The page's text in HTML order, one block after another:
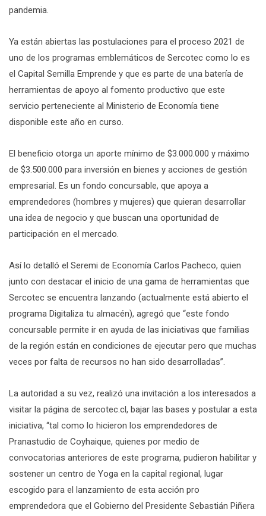
pandemia.
Ya están abiertas las postulaciones para el proceso 2021 de
uno de los programas emblemáticos de Sercotec como lo es
el Capital Semilla Emprende y que es parte de una batería de
herramientas de apoyo al fomento productivo que este
servicio perteneciente al Ministerio de Economía tiene
disponible este año en curso.
El beneficio otorga un aporte mínimo de $3.000.000 y máximo
de $3.500.000 para inversión en bienes y acciones de gestión
empresarial. Es un fondo concursable, que apoya a
emprendedores (hombres y mujeres) que quieran desarrollar
una idea de negocio y que buscan una oportunidad de
participación en el mercado.
Así lo detalló el Seremi de Economía Carlos Pacheco, quien
junto con destacar el inicio de una gama de herramientas que
Sercotec se encuentra lanzando (actualmente está abierto el
programa Digitaliza tu almacén), agregó que “este fondo
concursable permite ir en ayuda de las iniciativas que familias
de la región están en condiciones de ejecutar pero que muchas
veces por falta de recursos no han sido desarrolladas”.
La autoridad a su vez, realizó una invitación a los interesados a
visitar la página de sercotec.cl, bajar las bases y postular a esta
iniciativa, “tal como lo hicieron los emprendedores de
Pranastudio de Coyhaique, quienes por medio de
convocatorias anteriores de este programa, pudieron habilitar y
sostener un centro de Yoga en la capital regional, lugar
escogido para el lanzamiento de esta acción pro
emprendedora que el Gobierno del Presidente Sebastián Piñera